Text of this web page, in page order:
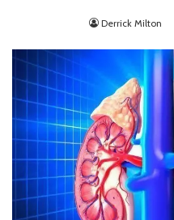
Derrick Milton